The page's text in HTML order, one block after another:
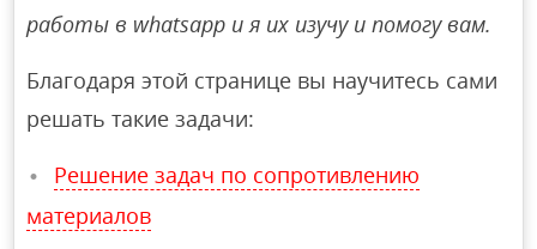
работы в whatsapp и я их изучу и помогу вам.
Благодаря этой странице вы научитесь сами
решать такие задачи:
Решение задач по сопротивлению
материалов